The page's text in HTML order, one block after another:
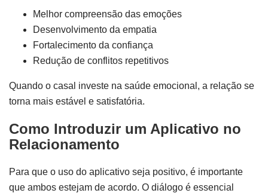
Melhor compreensão das emoções
Desenvolvimento da empatia
Fortalecimento da confiança
Redução de conflitos repetitivos
Quando o casal investe na saúde emocional, a relação se
torna mais estável e satisfatória.
Como Introduzir um Aplicativo no
Relacionamento
Para que o uso do aplicativo seja positivo, é importante
que ambos estejam de acordo. O diálogo é essencial